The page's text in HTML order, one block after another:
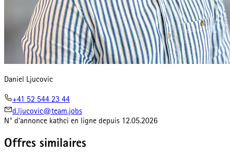
Daniel Ljucovic
+41 52 544 23 44
d.ljucovic@team.jobs
N° d'annonce kathci en ligne depuis 12.05.2026
Offres similaires